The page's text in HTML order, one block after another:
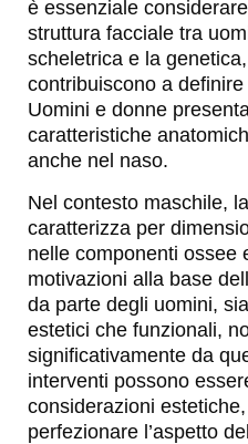
è essenziale
struttura facciale tra
scheletrica e la
contribuiscono a
Uomini e donne
caratteristiche
anche nel naso.
Nel contesto maschile,
caratterizza per
nelle componenti ossee
motivazioni alla base
da parte degli uomini,
estetici che funzionali,
significativamente da
interventi possono
considerazioni
perfezionare l’aspetto